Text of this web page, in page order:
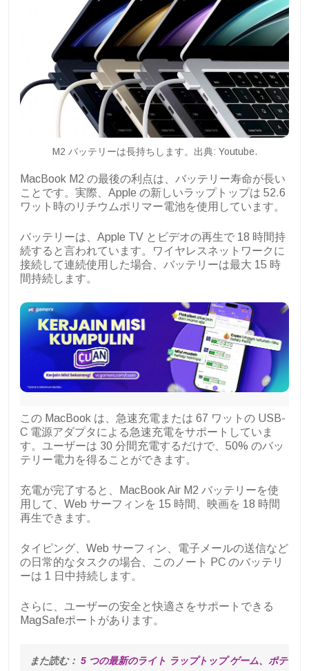
M2 バッテリーは長持ちします。出典: Youtube.
MacBook M2 の最後の利点は、バッテリー寿命が長い
ことです。実際、Apple の新しいラップトップは 52.6
ワット時のリチウムポリマー電池を使用しています。
バッテリーは、Apple TV とビデオの再生で 18 時間持
続すると言われています。ワイヤレスネットワークに
接続して連続使用した場合、バッテリーは最大 15 時
間持続します。
この MacBook は、急速充電または 67 ワットの USB-
C 電源アダプタによる急速充電をサポートしていま
す。ユーザーは 30 分間充電するだけで、50% のバッ
テリー電力を得ることができます。
充電が完了すると、MacBook Air M2 バッテリーを使
用して、Web サーフィンを 15 時間、映画を 18 時間
再生できます。
タイピング、Web サーフィン、電子メールの送信など
の日常的なタスクの場合、このノート PC のバッテリ
ーは 1 日中持続します。
さらに、ユーザーの安全と快適さをサポートできる
MagSafeポートがあります。
また読む： 5 つの最新のライト ラップトップ ゲーム、ポテト